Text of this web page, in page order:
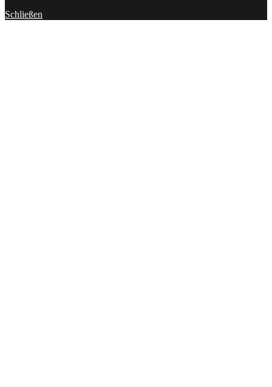
Schließen